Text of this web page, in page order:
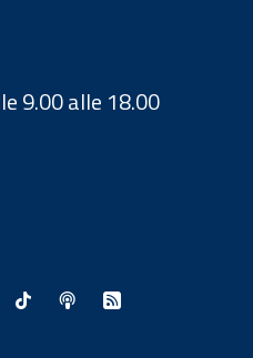
9.00 alle 18.00
Apertura in nuova finestra
in nuova finestra
esterno - Apertura in
- Sito esterno - Apertura in
- Sito esterno -
TikTok - Sito esterno -
Spreaker - Sito
Feed RSS -